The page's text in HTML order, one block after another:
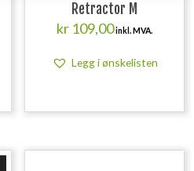
Retractor M
kr 109,00inkl. MVA.
Legg i ønskelisten